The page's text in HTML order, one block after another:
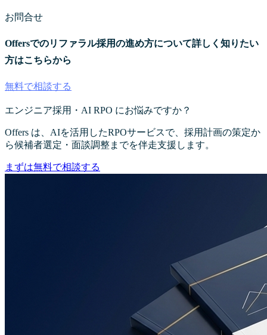
お問合せ
Offersでのリファラル採用の進め方について詳しく知りたい
方はこちらから
無料で相談する
エンジニア採用・AI RPO にお悩みですか？
Offers は、AIを活用したRPOサービスで、採用計画の策定か
ら候補者選定・面談調整までを伴走支援します。
まずは無料で相談する